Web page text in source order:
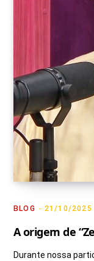
BLOG 21/10/2025
A origem de
Durante nossa